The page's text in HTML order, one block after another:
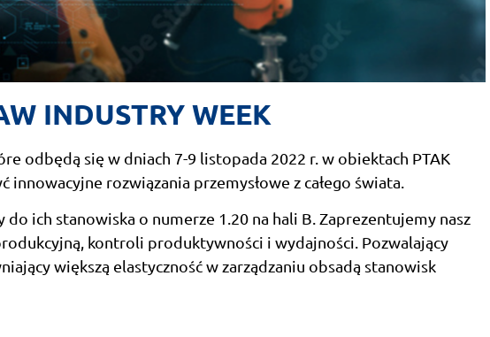
INDUSTRY WEEK
odbędą się w dniach 7-9 listopada 2022 r. w obiektach PTAK
innowacyjne rozwiązania przemysłowe z całego świata.
ich stanowiska o numerze 1.20 na hali B. Zaprezentujemy nasz
kontroli produktywności i wydajności. Pozwalający
większą elastyczność w zarządzaniu obsadą stanowisk